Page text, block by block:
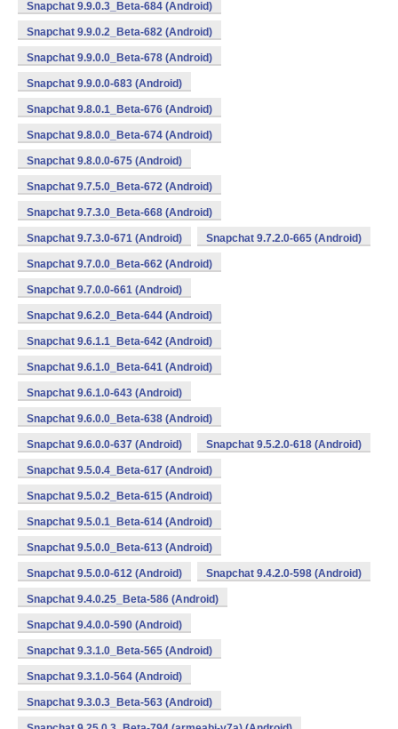
Snapchat 9.9.0.3_Beta-684 (Android)
Snapchat 9.9.0.2_Beta-682 (Android)
Snapchat 9.9.0.0_Beta-678 (Android)
Snapchat 9.9.0.0-683 (Android)
Snapchat 9.8.0.1_Beta-676 (Android)
Snapchat 9.8.0.0_Beta-674 (Android)
Snapchat 9.8.0.0-675 (Android)
Snapchat 9.7.5.0_Beta-672 (Android)
Snapchat 9.7.3.0_Beta-668 (Android)
Snapchat 9.7.3.0-671 (Android) Snapchat 9.7.2.0-665 (Android)
Snapchat 9.7.0.0_Beta-662 (Android)
Snapchat 9.7.0.0-661 (Android)
Snapchat 9.6.2.0_Beta-644 (Android)
Snapchat 9.6.1.1_Beta-642 (Android)
Snapchat 9.6.1.0_Beta-641 (Android)
Snapchat 9.6.1.0-643 (Android)
Snapchat 9.6.0.0_Beta-638 (Android)
Snapchat 9.6.0.0-637 (Android) Snapchat 9.5.2.0-618 (Android)
Snapchat 9.5.0.4_Beta-617 (Android)
Snapchat 9.5.0.2_Beta-615 (Android)
Snapchat 9.5.0.1_Beta-614 (Android)
Snapchat 9.5.0.0_Beta-613 (Android)
Snapchat 9.5.0.0-612 (Android) Snapchat 9.4.2.0-598 (Android)
Snapchat 9.4.0.25_Beta-586 (Android)
Snapchat 9.4.0.0-590 (Android)
Snapchat 9.3.1.0_Beta-565 (Android)
Snapchat 9.3.1.0-564 (Android)
Snapchat 9.3.0.3_Beta-563 (Android)